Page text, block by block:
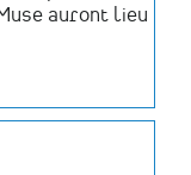
auront lieu